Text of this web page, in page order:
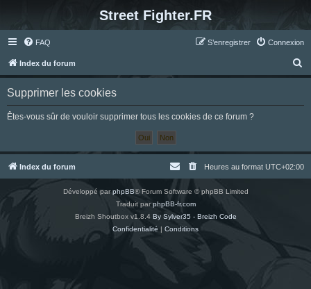
Street Fighter.FR
FAQ Connexion
S’enregistrer
Index du forum
e
h
Supprimer les cookies
Êtes-vous sûr de vouloir supprimer tous les cookies de ce forum ?
Index du forum Heures au format UTC+02:00
Développé parphpBB® Forum Software © phpBB Limited
Traduit parphpBB-fr.com
Breizh Shoutbox v1.8.4 By Sylver35 - Breizh Code
Confidentialité | Conditions